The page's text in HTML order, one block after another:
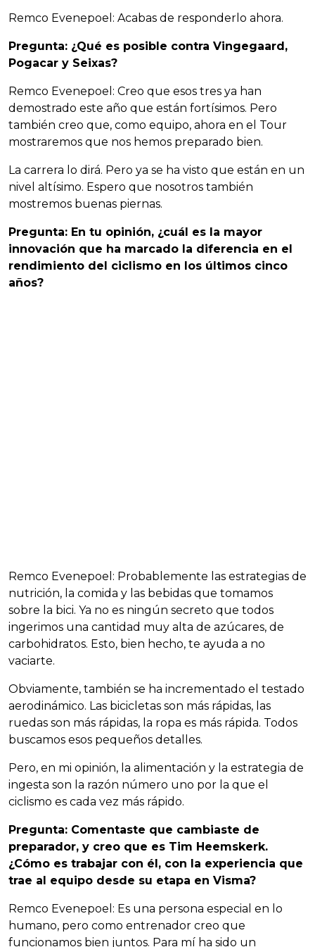
Remco Evenepoel: Acabas de responderlo ahora.
Pregunta: ¿Qué es posible contra Vingegaard,
Pogacar y Seixas?
Remco Evenepoel: Creo que esos tres ya han
demostrado este año que están fortísimos. Pero
también creo que, como equipo, ahora en el Tour
mostraremos que nos hemos preparado bien.
La carrera lo dirá. Pero ya se ha visto que están en un
nivel altísimo. Espero que nosotros también
mostremos buenas piernas.
Pregunta: En tu opinión, ¿cuál es la mayor
innovación que ha marcado la diferencia en el
rendimiento del ciclismo en los últimos cinco
años?
Remco Evenepoel: Probablemente las estrategias de
nutrición, la comida y las bebidas que tomamos
sobre la bici. Ya no es ningún secreto que todos
ingerimos una cantidad muy alta de azúcares, de
carbohidratos. Esto, bien hecho, te ayuda a no
vaciarte.
Obviamente, también se ha incrementado el testado
aerodinámico. Las bicicletas son más rápidas, las
ruedas son más rápidas, la ropa es más rápida. Todos
buscamos esos pequeños detalles.
Pero, en mi opinión, la alimentación y la estrategia de
ingesta son la razón número uno por la que el
ciclismo es cada vez más rápido.
Pregunta: Comentaste que cambiaste de
preparador, y creo que es Tim Heemskerk.
¿Cómo es trabajar con él, con la experiencia que
trae al equipo desde su etapa en Visma?
Remco Evenepoel: Es una persona especial en lo
humano, pero como entrenador creo que
funcionamos bien juntos. Para mí ha sido un